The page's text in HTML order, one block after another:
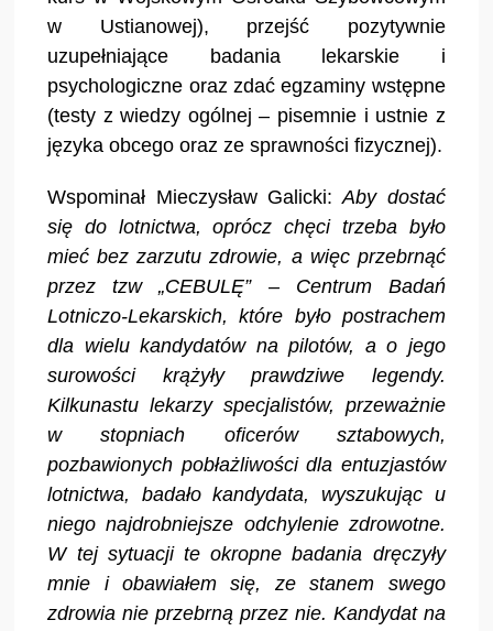
w Ustianowej), przejść pozytywnie
uzupełniające badania lekarskie i
psychologiczne oraz zdać egzaminy wstępne
(testy z wiedzy ogólnej – pisemnie i ustnie z
języka obcego oraz ze sprawności fizycznej).
Wspominał Mieczysław Galicki: Aby dostać
się do lotnictwa, oprócz chęci trzeba było
mieć bez zarzutu zdrowie, a więc przebrnąć
przez tzw „CEBULĘ” – Centrum Badań
Lotniczo-Lekarskich, które było postrachem
dla wielu kandydatów na pilotów, a o jego
surowości krążyły prawdziwe legendy.
Kilkunastu lekarzy specjalistów, przeważnie
w stopniach oficerów sztabowych,
pozbawionych pobłażliwości dla entuzjastów
lotnictwa, badało kandydata, wyszukując u
niego najdrobniejsze odchylenie zdrowotne.
W tej sytuacji te okropne badania dręczyły
mnie i obawiałem się, ze stanem swego
zdrowia nie przebrną przez nie. Kandydat na